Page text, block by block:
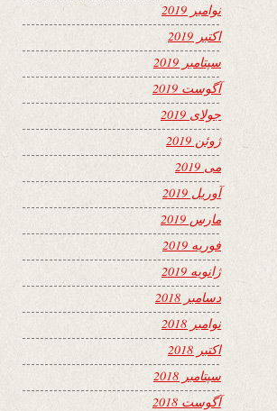
نوامبر 2019
اکتبر 2019
سپتامبر 2019
آگوست 2019
جولای 2019
ژوئن 2019
می 2019
آوریل 2019
مارس 2019
فوریه 2019
ژانویه 2019
دسامبر 2018
نوامبر 2018
اکتبر 2018
سپتامبر 2018
آگوست 2018